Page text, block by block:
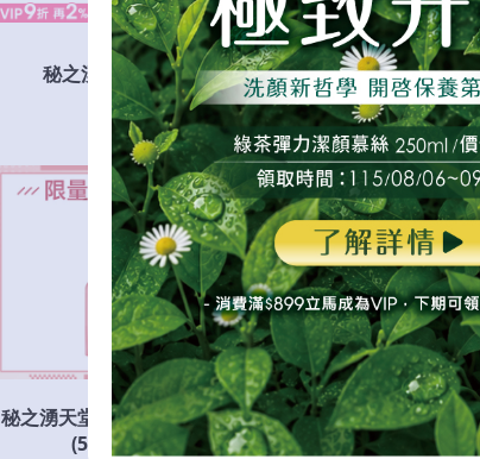
秘之湧水美媒 秘之湧髮用水美媒
秘之湧天堂之泉MINI版
(50ml)